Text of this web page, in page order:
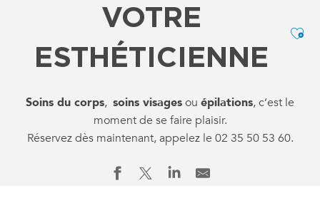
VOTRE
ESTHÉTICIENNE
Soins du corps, soins visagesou épilations, c’est le
moment de se faire plaisir.
Réservez dès maintenant, appelez le 02 35 50 53 60.